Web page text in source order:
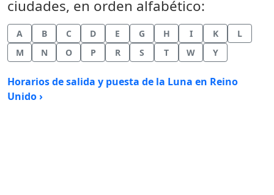
ciudades, en orden alfabético:
A B C D E G H I K
L
M
N O P R S T W Y
Horarios de salida y puesta de la Luna en Reino
Unido ›